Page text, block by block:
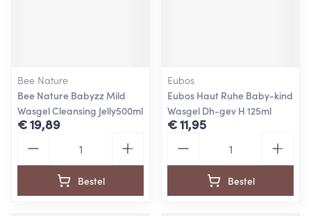
Bee Nature
Bee Nature Babyzz Mild
Wasgel Cleansing Jelly500ml
€ 19,89
Bestel
Eubos
Eubos Haut Ruhe Baby-kind
Wasgel Dh-gev H 125ml
€ 11,95
Bestel